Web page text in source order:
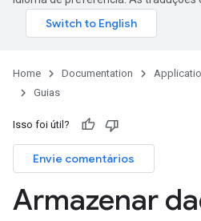
Home Documentation
Guias
Isso foi útil?
Envie comentários
Armazenar